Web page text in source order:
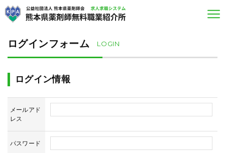
ログインフォーム LOGIN
ログイン情報
メールアド
レス
パスワード